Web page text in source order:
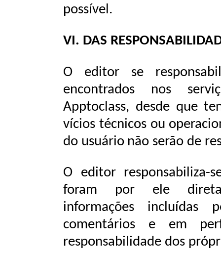
possível.
VI. DAS
O editor se
encontrados nos
Apptoclass, desde que
vícios técnicos ou
do usuário não serão de
O editor responsabiliza-
foram por ele
informações incluídas
comentários e em
responsabilidade dos